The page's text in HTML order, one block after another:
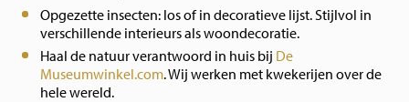
Opgezette insecten: los of in decoratieve lijst. Stijlvol in
verschillende interieurs als woondecoratie.
Haal de natuur verantwoord in huis bij De
Museumwinkel.com. Wij werken met kwekerijen over de
hele wereld.